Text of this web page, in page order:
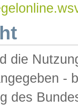
die
-
des